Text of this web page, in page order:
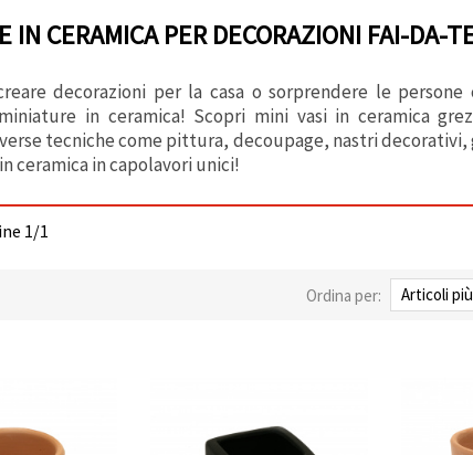
IN CERAMICA PER DECORAZIONI FAI-DA-
decorazioni per la casa o sorprendere le
in ceramica! Scopri mini vasi in ceramica
tecniche come pittura, decoupage, nastri
ceramica in capolavori unici!
1/1
Ordina per: